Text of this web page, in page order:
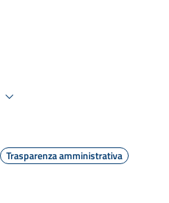
Trasparenza amministrativa